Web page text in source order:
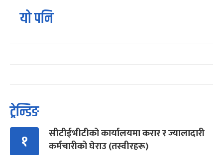
यो पनि
ट्रेन्डिङ
१
सीटीईभीटीको कार्यालयमा करार र ज्यालादारी
कर्मचारीको घेराउ (तस्वीरहरू)